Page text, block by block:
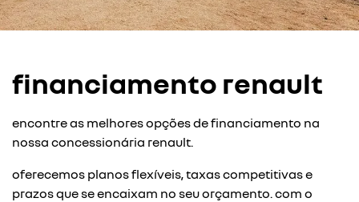
financiamento renault
encontre as melhores opções de financiamento na
nossa concessionária renault.
oferecemos planos flexíveis, taxas competitivas e
prazos que se encaixam no seu orçamento. com o